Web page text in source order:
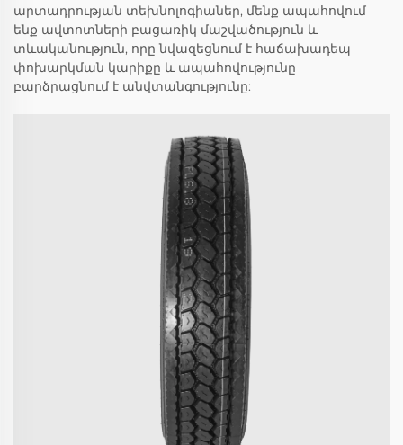
արտադրության տեխնոլոգիաներ, մենք ապահովում
ենք ավտոտների բացառիկ մաշվածություն և
տևականություն, որը նվազեցնում է հաճախադեպ
փոխարկման կարիքը և ապահովությունը
բարձրացնում է անվտանգությունը: